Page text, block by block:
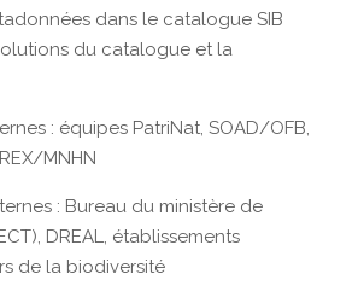
dans le catalogue SIB
du catalogue et la
: équipes PatriNat, SOAD/OFB,
MNHN
: Bureau du ministère de
DREAL, établissements
de la biodiversité